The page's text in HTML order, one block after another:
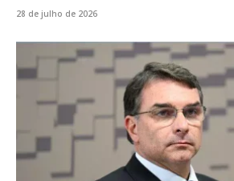
28 de julho de 2026